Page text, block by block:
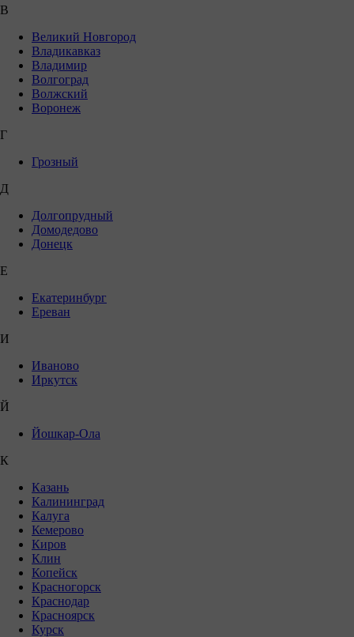
В
Великий Новгород
Владикавказ
Владимир
Волгоград
Волжский
Воронеж
Г
Грозный
Д
Долгопрудный
Домодедово
Донецк
Е
Екатеринбург
Ереван
И
Иваново
Иркутск
Й
Йошкар-Ола
К
Казань
Калининград
Калуга
Кемерово
Киров
Клин
Копейск
Красногорск
Краснодар
Красноярск
Курск